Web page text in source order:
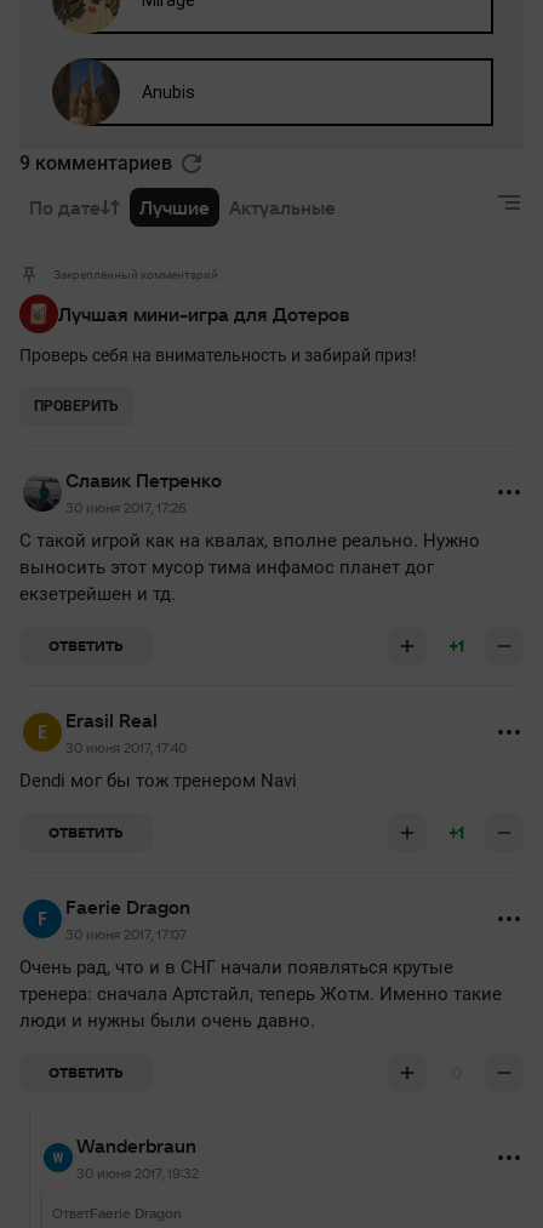
9 комментариев
По дате Лучшие Актуальные
Закрепленный комментарий
Лучшая мини-игра для Дотеров
Проверь себя на внимательность и забирай приз!
ПРОВЕРИТЬ
Славик Петренко
30 июня 2017, 17:26
С такой игрой как на квалах, вполнe рeально. Нужно
выносить этот мусор тима инфамос планет дог
екзетрейшен и тд.
ОТВЕТИТЬ +1
Erasil Real
30 июня 2017, 17:40
Dendi мог бы тож тренером Navi
ОТВЕТИТЬ +1
Faerie Dragon
30 июня 2017, 17:07
Очень рад, что и в СНГ начали появляться крутые
тренера: сначала Артстайл, теперь Жотм. Именно такие
люди и нужны были очень давно.
ОТВЕТИТЬ
Wanderbraun
30 июня 2017, 19:32
ОтветFaerie Dragon